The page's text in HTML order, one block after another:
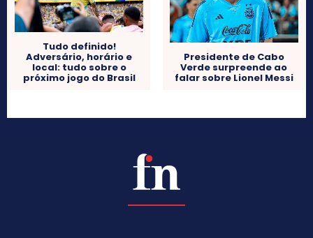
Tudo definido!
Adversário, horário e
local: tudo sobre o
próximo jogo do Brasil
Presidente de Cabo
Verde surpreende ao
falar sobre Lionel Messi